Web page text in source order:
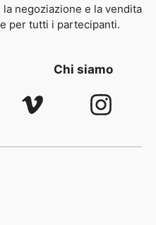
negoziazione e la vendita
per tutti i partecipanti.
Chi siamo